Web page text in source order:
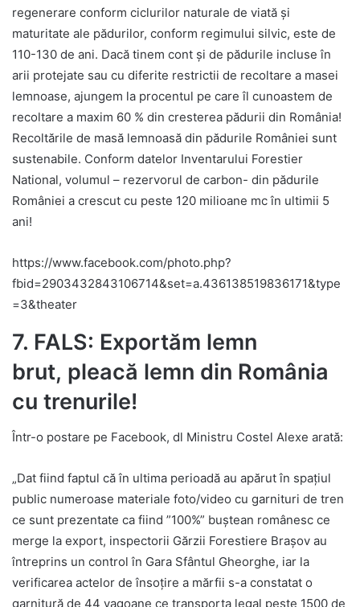
regenerare conform ciclurilor naturale de viată și
maturitate ale pădurilor, conform regimului silvic, este de
110-130 de ani. Dacă tinem cont și de pădurile incluse în
arii protejate sau cu diferite restrictii de recoltare a masei
lemnoase, ajungem la procentul pe care îl cunoastem de
recoltare a maxim 60 % din cresterea pădurii din România!
Recoltările de masă lemnoasă din pădurile României sunt
sustenabile. Conform datelor Inventarului Forestier
National, volumul – rezervorul de carbon- din pădurile
României a crescut cu peste 120 milioane mc în ultimii 5
ani!
https://www.facebook.com/photo.php?
fbid=2903432843106714&set=a.436138519836171&type
=3&theater
7. FALS: Exportăm lemn
brut, pleacă lemn din România
cu trenurile!
Într-o postare pe Facebook, dl Ministru Costel Alexe arată:
„Dat fiind faptul că în ultima perioadă au apărut în spațiul
public numeroase materiale foto/video cu garnituri de tren
ce sunt prezentate ca fiind ”100%” buștean românesc ce
merge la export, inspectorii Gărzii Forestiere Brașov au
întreprins un control în Gara Sfântul Gheorghe, iar la
verificarea actelor de însoțire a mărfii s-a constatat o
garnitură de 44 vagoane ce transporta legal peste 1500 de